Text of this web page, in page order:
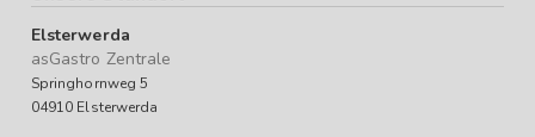
Elsterwerda
asGastro Zentrale
Springhornweg 5
04910 Elsterwerda